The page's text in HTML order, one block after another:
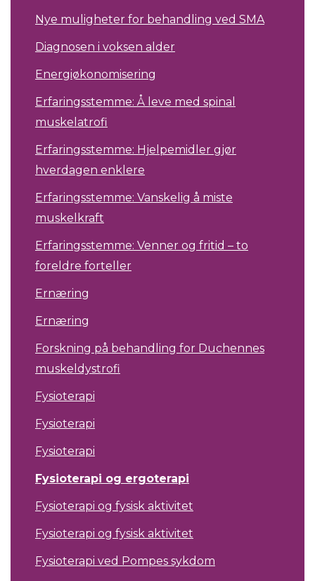
Nye muligheter for behandling ved SMA
Diagnosen i voksen alder
Energiøkonomisering
Erfaringsstemme: Å leve med spinal
muskelatrofi
Erfaringsstemme: Hjelpemidler gjør
hverdagen enklere
Erfaringsstemme: Vanskelig å miste
muskelkraft
Erfaringsstemme: Venner og fritid – to
foreldre forteller
Ernæring
Ernæring
Forskning på behandling for Duchennes
muskeldystrofi
Fysioterapi
Fysioterapi
Fysioterapi
Fysioterapi og ergoterapi
Fysioterapi og fysisk aktivitet
Fysioterapi og fysisk aktivitet
Fysioterapi ved Pompes sykdom